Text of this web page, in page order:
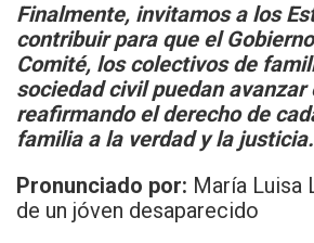
Finalmente, invitamos a los
contribuir para que el
Comité, los colectivos de
sociedad civil puedan
reafirmando el derecho de
familia a la verdad y la justicia.
Pronunciado por: María Luisa
de un jóven desaparecido